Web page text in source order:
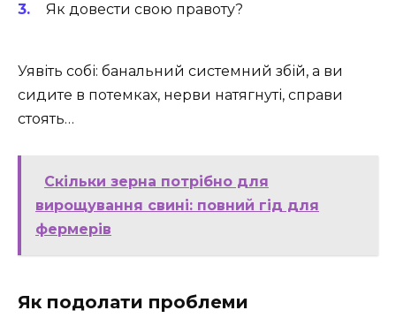
Як довести свою правоту?
Уявіть собі: банальний системний збій, а ви
сидите в потемках, нерви натягнуті, справи
стоять…
Скільки зерна потрібно для
вирощування свині: повний гід для
фермерів
Як подолати проблеми